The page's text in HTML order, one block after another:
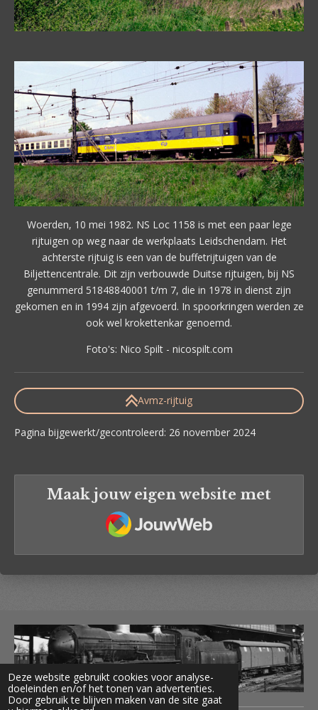
Deze website gebruikt cookies voor analyse-
doeleinden en/of het tonen van advertenties.
Door gebruik te blijven maken van de site gaat
Woerden, 10 mei 1982. NS Loc 1158 is met een paar lege
rijtuigen op weg naar de werkplaats Leidschendam. Het
achterste rijtuig is een van de buffetrijtuigen van de
Biljettencentrale. Dit zijn verbouwde Duitse rijtuigen, bij NS
genummerd 51848840001 t/m 7, die in 1978 in dienst zijn
gekomen en in 1994 zijn afgevoerd. In spoorkringen werden ze
ook wel krokettenkar genoemd.
Foto's: Nico Spilt - nicospilt.com
Avmz-rijtuig
Pagina bijgewerkt/gecontroleerd: 26 november 2024
Maak jouw eigen website met
JouwWeb